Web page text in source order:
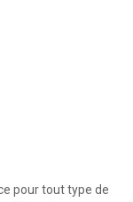
pour tout type de